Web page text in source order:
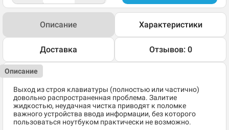
Описание Характеристики
Доставка Отзывов: 0
Описание
Выход из строя клавиатуры (полностью или частично)
довольно распространенная проблема. Залитие
жидкостью, неудачная чистка приводят к поломке
важного устройства ввода информации, без которого
пользоваться ноутбуком практически не возможно.